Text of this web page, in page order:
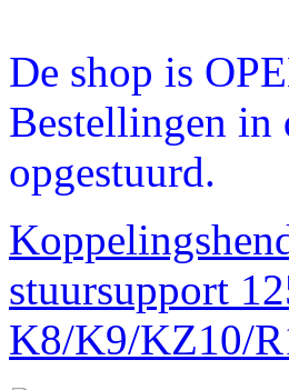
De shop is
Bestellingen in
opgestuurd.
stuursupport
K8/K9/KZ10/